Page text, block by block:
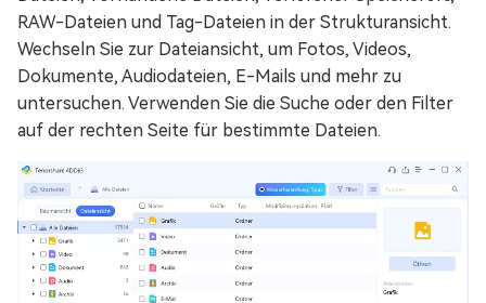
RAW-Dateien und Tag-Dateien in der Strukturansicht.
Wechseln Sie zur Dateiansicht, um Fotos, Videos,
Dokumente, Audiodateien, E-Mails und mehr zu
untersuchen. Verwenden Sie die Suche oder den Filter
auf der rechten Seite für bestimmte Dateien.